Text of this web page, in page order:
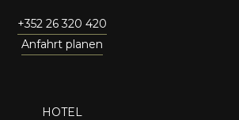
+352 26 320 420
Anfahrt planen
HOTEL